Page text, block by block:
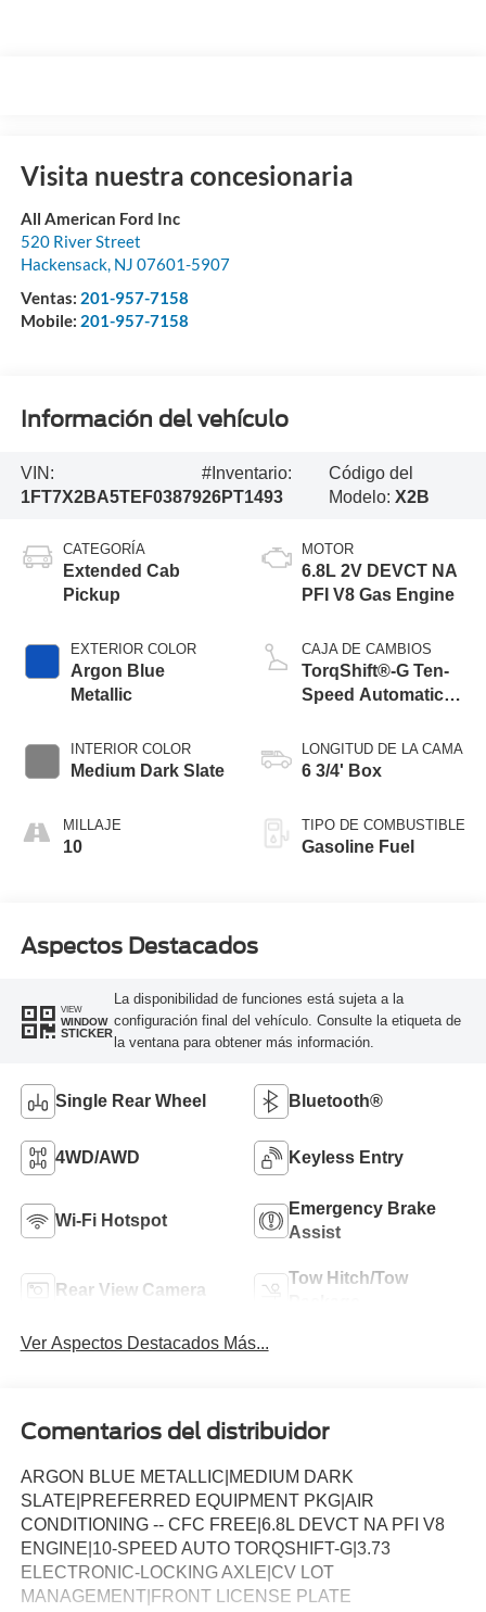
Visita nuestra concesionaria
All American Ford Inc
520 River Street
Hackensack, NJ 07601-5907
Ventas: 201-957-7158
Mobile: 201-957-7158
Información del vehículo
VIN:
1FT7X2BA5TEF03879
#Inventario:
26PT1493
Código del
Modelo: X2B
CATEGORÍA
Extended Cab
Pickup
EXTERIOR COLOR
Argon Blue
Metallic
INTERIOR COLOR
Medium Dark Slate
MILLAJE
10
MOTOR
6.8L 2V DEVCT NA
PFI V8 Gas Engine
CAJA DE CAMBIOS
TorqShift®-G Ten-
Speed Automatic
Selectable Drive
Modes
LONGITUD DE LA CAMA
6 3/4' Box
TIPO DE COMBUSTIBLE
Gasoline Fuel
Aspectos Destacados
VIEW
WINDOW
STICKER
La disponibilidad de funciones está sujeta a la
configuración final del vehículo. Consulte la etiqueta de
la ventana para obtener más información.
Single Rear Wheel Bluetooth®
4WD/AWD Keyless Entry
Wi-Fi Hotspot
Emergency Brake
Assist
Rear View Camera
Tow Hitch/Tow
Ver Aspectos Destacados Más...
Comentarios del distribuidor
ARGON BLUE METALLIC|MEDIUM DARK
SLATE|PREFERRED EQUIPMENT PKG|AIR
CONDITIONING -- CFC FREE|6.8L DEVCT NA PFI V8
ENGINE|10-SPEED AUTO TORQSHIFT-G|3.73
ELECTRONIC-LOCKING AXLE|CV LOT
MANAGEMENT|FRONT LICENSE PLATE